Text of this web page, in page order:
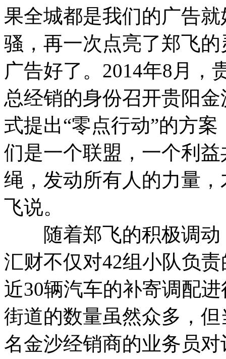
果全城都是我们的广告
骚，再一次点亮了郑飞
广告好了。2014年8月，
总经销的身份召开贵阳
式提出“零点行动”的方
们是一个联盟，一个利
绳，发动所有人的力量
飞说。
随着郑飞的积极调动
汇财不仅对42组小队负
近30辆汽车的补寄调配
街道的数量虽然众多，
名金沙经销商的业务员